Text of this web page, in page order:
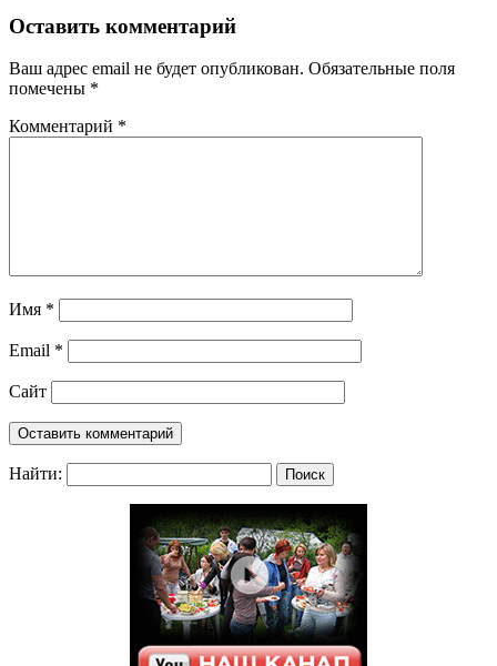
Оставить комментарий
Ваш адрес email не будет опубликован. Обязательные поля
помечены *
Комментарий *
Имя *
Email *
Сайт
Найти: